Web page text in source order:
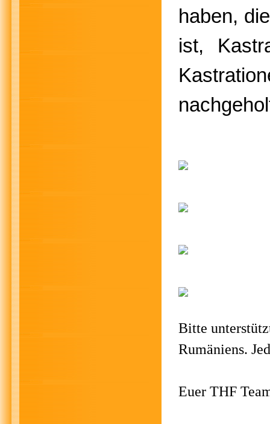
haben,
ist,
Bitte
Rumäniens.
Euer THF